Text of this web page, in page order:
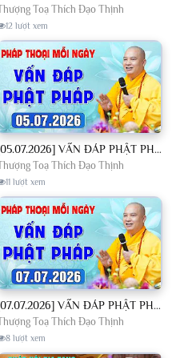
Toạ Thích Đạo Thịnh
12 lượt xem
[05.07.2026] VẤN ĐÁP PHẬT PHÁP - Nghe Thầy giảng Pháp mỗi ngày CÔNG ĐỨC VÔ LƯỢNG│TT. Thích Đạo Thịnh
Toạ Thích Đạo Thịnh
11 lượt xem
[07.07.2026] VẤN ĐÁP PHẬT PHÁP - Nghe Thầy giảng Pháp mỗi ngày CÔNG ĐỨC VÔ LƯỢNG│TT. Thích Đạo Thịnh
Toạ Thích Đạo Thịnh
8 lượt xem